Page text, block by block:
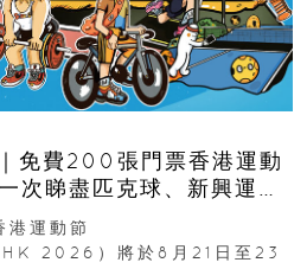
免費200張門票香港運動
次睇盡匹克球、新興運
動品牌展覽
運動節
2026）將於8月21日至23